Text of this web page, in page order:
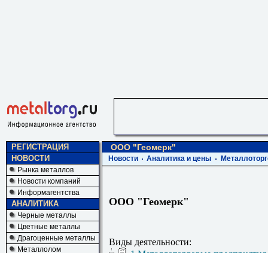
РЕГИСТРАЦИЯ
НОВОСТИ
Рынка металлов
Новости компаний
Информагентства
АНАЛИТИКА
Черные металлы
Цветные металлы
Драгоценные металлы
Металлолом
ООО "Геомерк"
Новости Аналитика и цены
ООО "Геомерк"
Виды деятельности: